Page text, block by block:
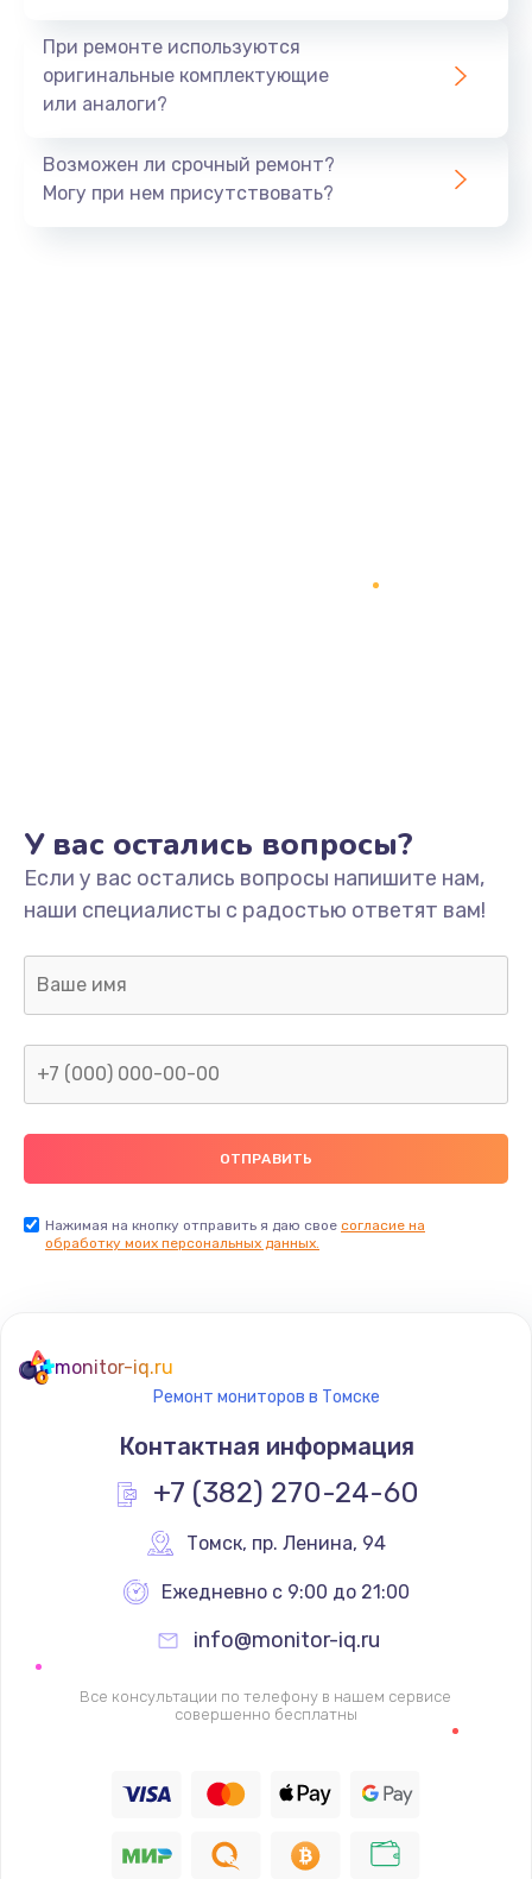
Заказать
1060 руб.
995 руб.
Заказать
Замена шлейфа матрицы
2600 руб.
Замена видеочипа
Ремонт разъема питания
745 руб.
Заказать
Замена видеокарты
1600 руб.
Заказать
Ремонт цепей питания
2500 руб.
Заказать
Замена жесткого диска
Заказать
При ремонте используются
оригинальные комплектующие
или аналоги?
Возможен ли срочный ремонт?
Могу при нем присутствовать?
У вас остались вопросы?
Если у вас остались вопросы напишите нам,
наши специалисты с радостью ответят вам!
Нажимая на кнопку отправить я даю свое согласие на
обработку моих персональных данных.
monitor-iq.ru
Ремонт мониторов в Томске
Контактная информация
+7 (382) 270-24-60
Томск, пр. Ленина, 94
Ежедневно с 9:00 до 21:00
info@monitor-iq.ru
Все консультации по телефону в нашем сервисе
совершенно бесплатны